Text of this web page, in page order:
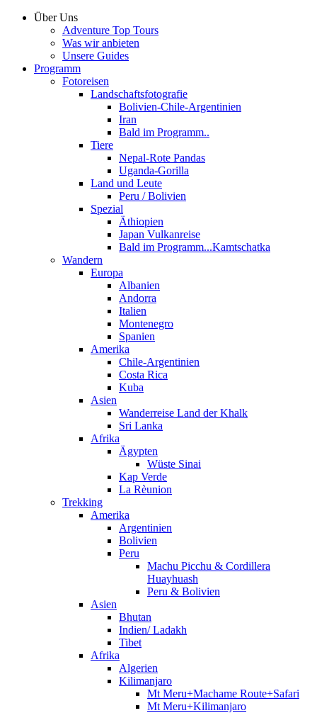
Über Uns
Adventure Top Tours
Was wir anbieten
Unsere Guides
Programm
Fotoreisen
Landschaftsfotografie
Bolivien-Chile-Argentinien
Iran
Bald im Programm..
Tiere
Nepal-Rote Pandas
Uganda-Gorilla
Land und Leute
Peru / Bolivien
Spezial
Äthiopien
Japan Vulkanreise
Bald im Programm...Kamtschatka
Wandern
Europa
Albanien
Andorra
Italien
Montenegro
Spanien
Amerika
Chile-Argentinien
Costa Rica
Kuba
Asien
Wanderreise Land der Khalk
Sri Lanka
Afrika
Ägypten
Wüste Sinai
Kap Verde
La Rèunion
Trekking
Amerika
Argentinien
Bolivien
Peru
Machu Picchu & Cordillera
Huayhuash
Peru & Bolivien
Asien
Bhutan
Indien/ Ladakh
Tibet
Afrika
Algerien
Kilimanjaro
Mt Meru+Machame Route+Safari
Mt Meru+Kilimanjaro